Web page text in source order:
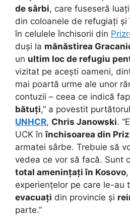
de sârbi, care fuseseră
din coloanele de refugiați și
în celulele închisorii din
duși la mănăstirea
un ultim loc de refugiu
vizitat pe acești oameni,
mai poartă urme ale unor
contuzii – ceea ce indică
bătuți,” a povestit
UNHCR, Chris Janowski.
UCK înînchisoarea din
armatei sârbe. Trebuie să
vedea ce vor să facă. Sunt
total amenințați în Kosovo
experiențelor pe care le-au
evacuați din provincie și
parte.”